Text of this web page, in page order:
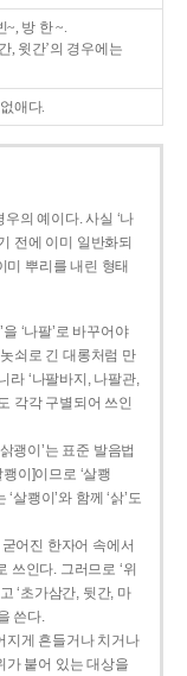
~, 방 한 ~.
, 윗간’의 경우에는
애다.
의 예이다. 사실 ‘나
전에 이미 일반화되
미 뿌리를 내린 형태
‘나팔’로 바꾸어야
쇠로 긴 대롱처럼 만
라 ‘나팔바지, 나팔관,
각각 구별되어 쓰인
괭이’는 표준 발음법
이]이므로 ‘살쾡
살쾡이’와 함께 ‘삵’도
어진 한자어 속에서
쓰인다. 그러므로 ‘위
‘초가삼간, 뒷간, 마
쓴다.
지게 흔들거나 치거나
가 붙어 있는 대상을